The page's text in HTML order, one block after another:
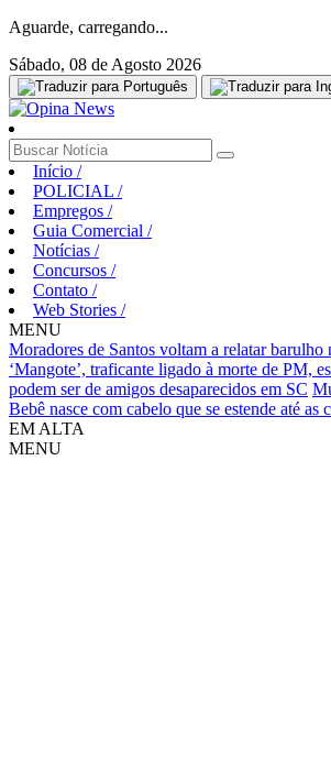
Aguarde, carregando...
Sábado, 08 de Agosto 2026
Início /
POLICIAL /
Empregos /
Guia Comercial /
Notícias /
Concursos /
Contato /
Web Stories /
MENU
Moradores de Santos voltam a relatar
‘Mangote’, traficante ligado à morte de PM,
podem ser de amigos desaparecidos em SC
Bebê nasce com cabelo que se estende até as
EM ALTA
MENU